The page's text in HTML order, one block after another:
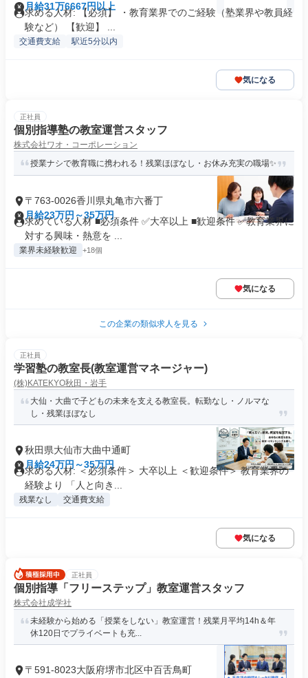
月給31万6667円以上
求める人材: 【必須】 ・教育業界でのご経験（塾業界や教員経
験など） 【歓迎】 ...
交通費支給 駅近5分以内
気になる
正社員
個別指導塾の教室運営スタッフ
株式会社ワオ・コーポレーション
授業ナシで教育職に携われる！残業ほぼなし・お休み充実の職場✨
〒763-0026香川県丸亀市六番丁
月給23万円～35万円
求めている人材 ■必須条件 ✅大卒以上 ■歓迎条件 ✅教育業界に
対する興味・熱意を ...
業界未経験歓迎 +18個
気になる
この企業の類似求人を見る
正社員
学習塾の教室長(教室運営マネージャー)
(株)KATEKYO秋田・岩手
大仙・大曲で子どもの未来を支える教室長。転勤なし・ノルマな
し・残業ほぼなし
秋田県大仙市大曲中通町
月給24万円～35万円
求める人材: ＜必須条件＞ 大卒以上 ＜歓迎条件＞ 教育業界の
経験より 「人と向き...
残業なし 交通費支給
気になる
正社員
個別指導「フリーステップ」教室運営スタッフ
株式会社成学社
未経験から始める「授業をしない」教室運営！残業月平均14h＆年
休120日でプライベートも充...
〒591-8023大阪府堺市北区中百舌鳥町